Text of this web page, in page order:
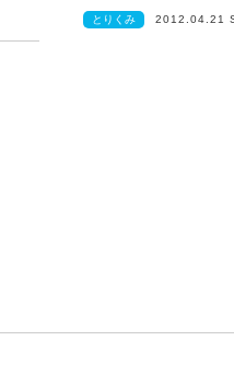
とりくみ 2012.04.21